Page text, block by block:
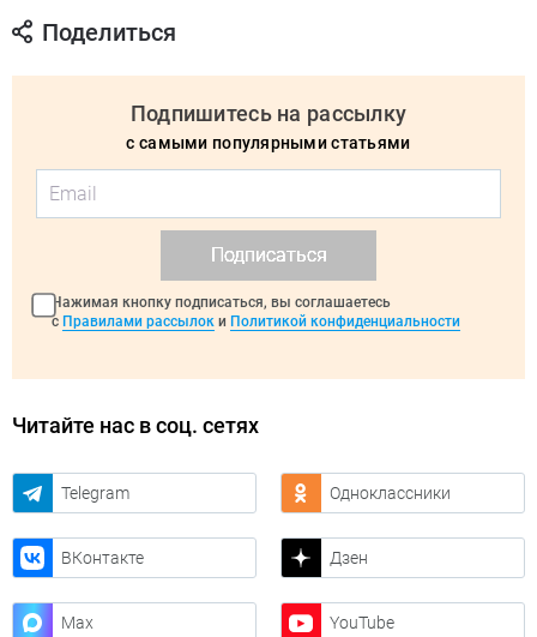
Поделиться
Подпишитесь на рассылку
с самыми популярными статьями
Подписаться
Нажимая кнопку подписаться, вы соглашаетесь
с Правилами рассылок и Политикой конфиденциальности
Читайте нас в соц. сетях
Telegram Одноклассники
ВКонтакте Дзен
Max YouTube